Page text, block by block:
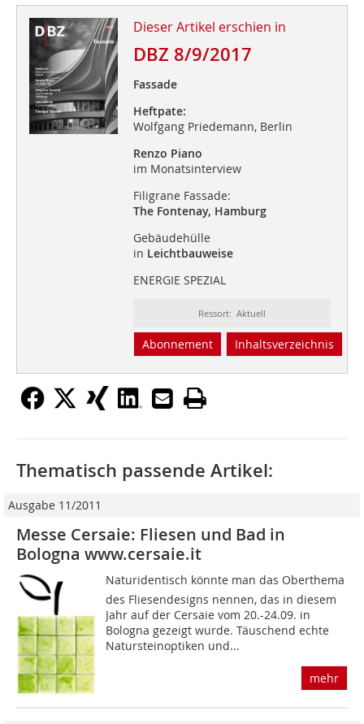
Dieser Artikel erschien in
DBZ 8/9/2017
Fassade
Heftpate:
Wolfgang Priedemann, Berlin
Renzo Piano
im Monatsinterview
Filigrane Fassade:
The Fontenay, Hamburg
Gebäudehülle
in Leichtbauweise
ENERGIE SPEZIAL
Ressort: Aktuell
Abonnement Inhaltsverzeichnis
Thematisch passende Artikel:
Ausgabe 11/2011
Messe Cersaie: Fliesen und Bad in
Bologna www.cersaie.it
Naturidentisch könnte man das Oberthema
des Fliesendesigns nennen, das in diesem
Jahr auf der Cersaie vom 20.-24.09. in
Bologna gezeigt wurde. Täuschend echte
Natursteinoptiken und...
mehr